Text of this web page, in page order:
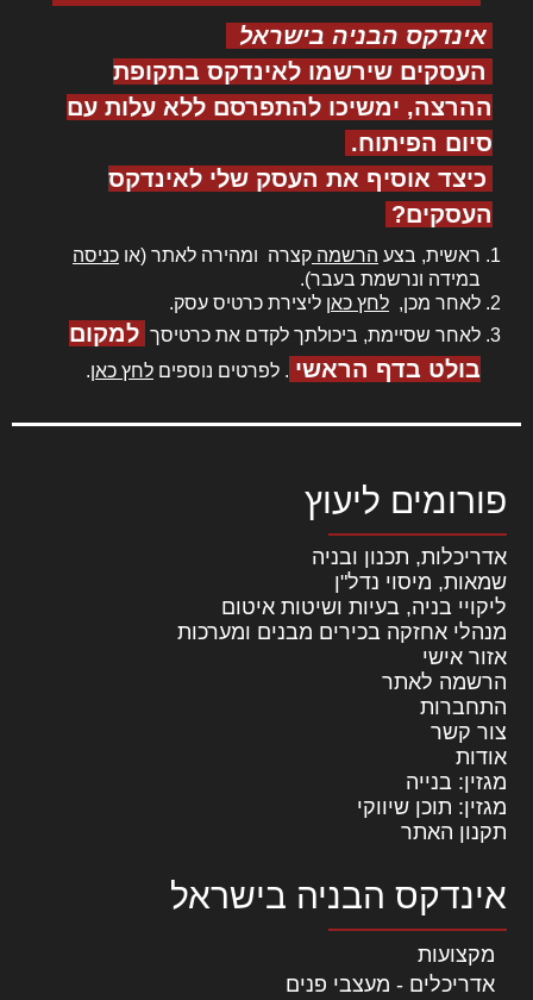
אינדקס הבניה בישראל
העסקים שירשמו לאינדקס בתקופת
ההרצה, ימשיכו להתפרסם ללא עלות עם
סיום הפיתוח.
כיצד אוסיף את העסק שלי לאינדקס
העסקים?
ראשית, בצע הרשמה קצרה ומהירה לאתר (או כניסה
במידה ונרשמת בעבר).
לאחר מכן, לחץ כאן ליצירת כרטיס עסק.
לאחר שסיימת, ביכולתך לקדם את כרטיסך למקום
בולט בדף הראשי . לפרטים נוספים לחץ כאן.
פורומים ליעוץ
אדריכלות, תכנון ובניה
שמאות, מיסוי נדל"ן
ליקויי בניה, בעיות ושיטות איטום
מנהלי אחזקה בכירים מבנים ומערכות
אזור אישי
הרשמה לאתר
התחברות
צור קשר
אודות
מגזין: בנייה
מגזין: תוכן שיווקי
תקנון האתר
אינדקס הבניה בישראל
מקצועות
אדריכלים - מעצבי פנים